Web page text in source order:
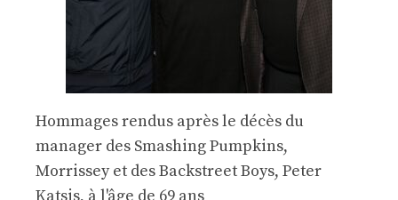
Hommages rendus après le décès du
manager des Smashing Pumpkins,
Morrissey et des Backstreet Boys, Peter